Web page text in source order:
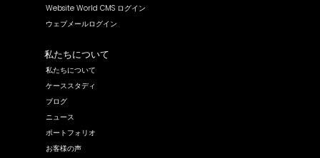
Website World CMS ログイン
ウェブメールログイン
私たちについて
私たちについて
ケーススタディ
ブログ
ニュース
ポートフォリオ
お客様の声